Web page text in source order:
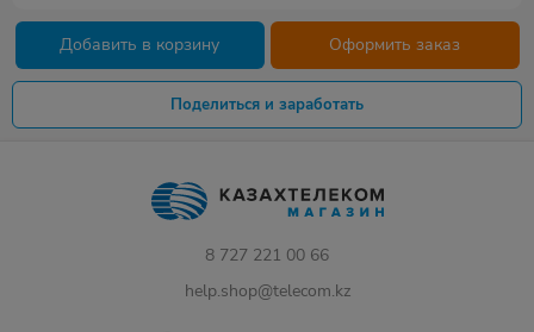
Добавить в корзину Оформить заказ
Поделиться и заработать
8 727 221 00 66
help.shop@telecom.kz